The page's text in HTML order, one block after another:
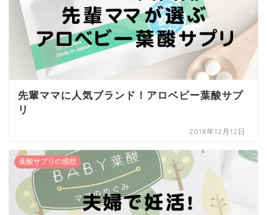
先輩ママに人気ブランド！アロベビー葉酸サプ
リ
2018年12月12日
葉酸サプリの感想